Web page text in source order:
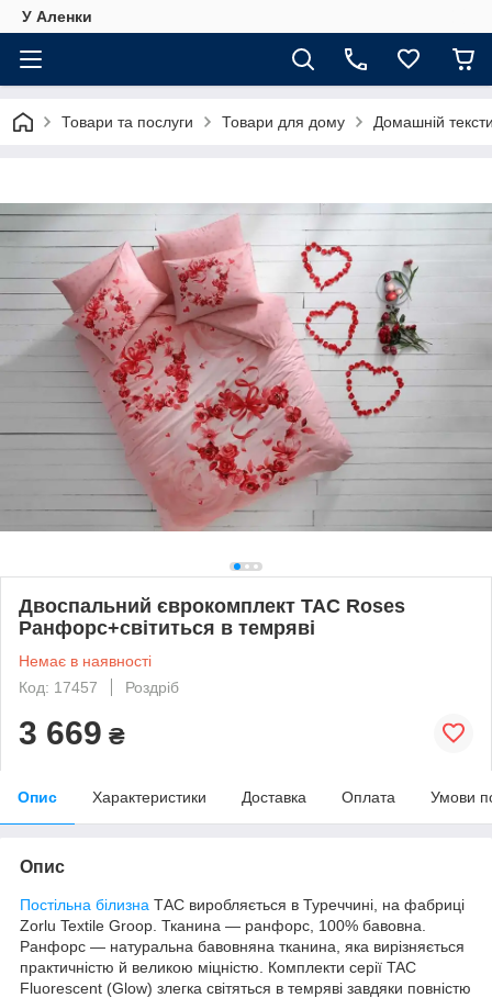
У Аленки
Товари та послуги Товари для дому Домашній
Двоспальний єврокомплект TAC Roses
Ранфорс+світиться в темряві
Немає в наявності
Код: 17457
Роздріб
3 669 ₴
Опис Характеристики Доставка Оплата Умови
Опис
Постільна білизна ТАС виробляється в Туреччині, на фабриці
Zorlu Textile Groop. Тканина — ранфорс, 100% бавовна.
Ранфорс — натуральна бавовняна тканина, яка вирізняється
практичністю й великою міцністю. Комплекти серії TAC
Fluorescent (Glow) злегка світяться в темряві завдяки повністю